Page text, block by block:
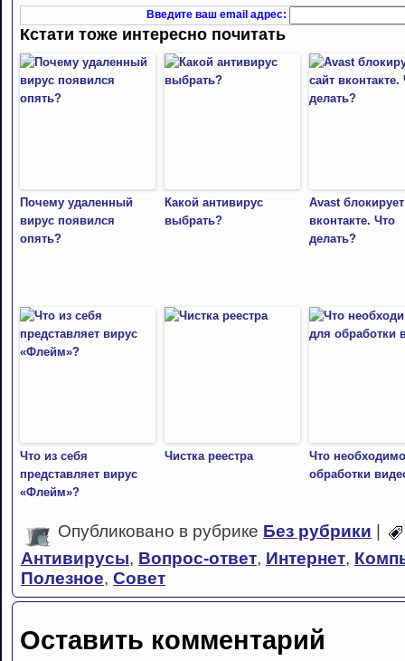
Введите ваш email адрес:
Кстати тоже интересно почитать
Почему удаленный
вирус появился
опять?
Какой антивирус
выбрать?
Avast
вконтакте. Что
делать?
Что из себя
представляет вирус
«Флейм»?
Чистка реестра
Что
обработки
Опубликовано в рубрике Без рубрики
Антивирусы, Вопрос-ответ, Интернет,
Полезное, Совет
Оставить комментарий